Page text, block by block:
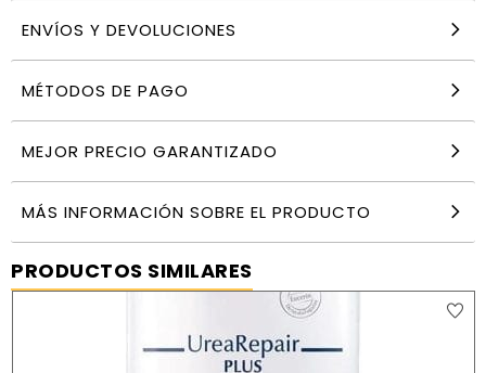
ENVÍOS Y DEVOLUCIONES
MÉTODOS DE PAGO
MEJOR PRECIO GARANTIZADO
MÁS INFORMACIÓN SOBRE EL PRODUCTO
PRODUCTOS SIMILARES